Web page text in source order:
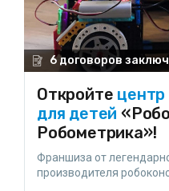
6 договоров
Откройте центр
для детей
Робометрика»!
Франшиза от
производителя